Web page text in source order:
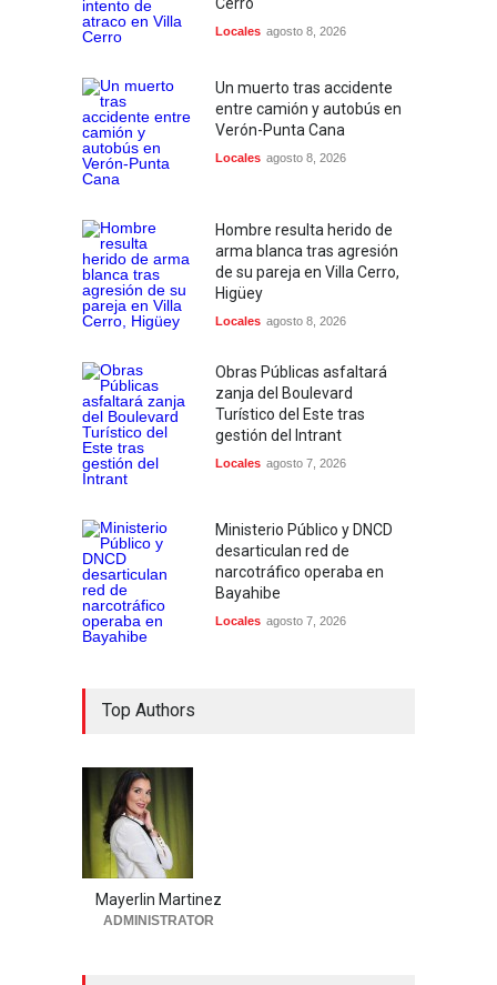
Locales agosto 8, 2026
Un muerto tras accidente
entre camión y autobús en
Verón-Punta Cana
Locales agosto 8, 2026
Hombre resulta herido de
arma blanca tras agresión
de su pareja en Villa Cerro,
Higüey
Locales agosto 8, 2026
Obras Públicas asfaltará
zanja del Boulevard
Turístico del Este tras
gestión del Intrant
Locales agosto 7, 2026
Ministerio Público y DNCD
desarticulan red de
narcotráfico operaba en
Bayahibe
Locales agosto 7, 2026
Top Authors
Mayerlin Martinez
ADMINISTRATOR